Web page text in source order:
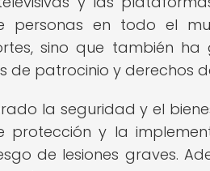
personas en todo el
sino que también ha
patrocinio y derechos
la seguridad y el
protección y la
de lesiones graves.